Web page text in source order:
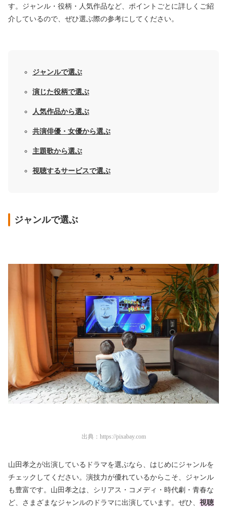
す。ジャンル・役柄・人気作品など、ポイントごとに詳しくご紹
介しているので、ぜひ選ぶ際の参考にしてください。
ジャンルで選ぶ
演じた役柄で選ぶ
人気作品から選ぶ
共演俳優・女優から選ぶ
主題歌から選ぶ
視聴するサービスで選ぶ
ジャンルで選ぶ
出典： https://pixabay.com
山田孝之が出演しているドラマを選ぶなら、はじめにジャンルを
チェックしてください。 演技力が優れているからこそ、ジャンル
も豊富です。 山田孝之は、シリアス・コメディ・時代劇・青春な
ど、さまざまなジャンルのドラマに出演しています。ぜひ、 視聴